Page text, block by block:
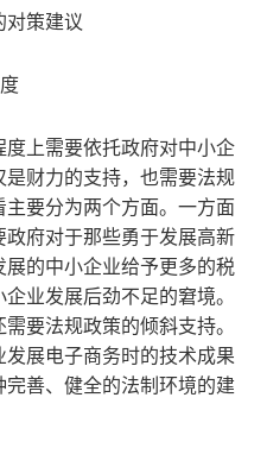
对策建议
度上需要依托政府对中小企
是财力的支持， 也需要法规
主要分为两个方面。一方面
政府对于那些勇于发展高新
展的中小企业给予更多的税
企业发展后劲不足的窘境。
需要法规政策的倾斜支持。
发展电子商务时的技术成果
完善、健全的法制环境的建